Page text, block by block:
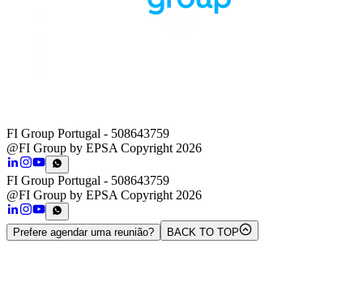
FI Group Portugal - 508643759
@FI Group by EPSA Copyright 2026
FI Group Portugal - 508643759
@FI Group by EPSA Copyright 2026
Prefere agendar uma reunião? BACK TO TOP